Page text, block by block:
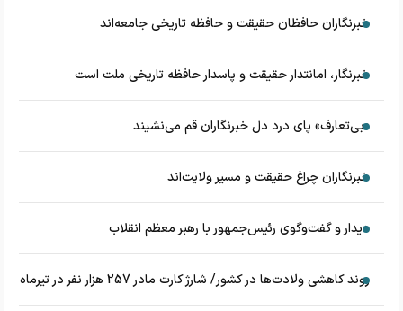
خبرنگاران حافظان حقیقت و حافظه تاریخی جامعه‌اند
خبرنگار، امانتدار حقیقت و پاسدار حافظه تاریخی ملت است
«بی‌تعارف» پای درد دل خبرنگاران قم می‌نشیند
خبرنگاران چراغ حقیقت و مسیر ولایت‌اند
دیدار و گفت‌وگوی رئیس‌جمهور با رهبر معظم انقلاب
روند کاهشی ولادت‌ها در کشور/ شارژ کارت مادر 257 هزار نفر در تیرماه